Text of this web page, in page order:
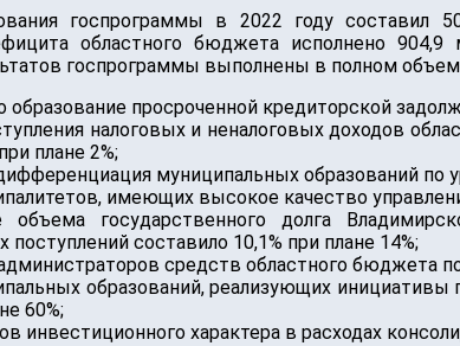
госпрограммы в 2022 году составил
областного бюджета исполнено
госпрограммы выполнены в полном
образование просроченной кредиторской
налоговых и неналоговых доходов
плане 2%;
муниципальных образований
имеющих высокое качество
объема государственного долга
составило 10,1% при плане 14%;
средств областного бюджета
образований, реализующих
60%;
инвестиционного характера в расходах